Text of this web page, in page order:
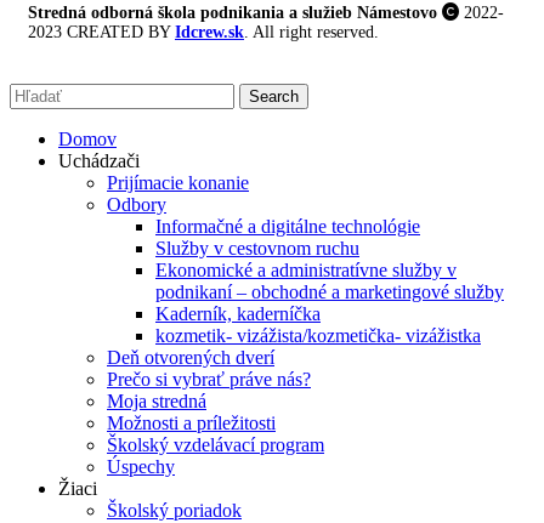
Stredná odborná škola podnikania a služieb Námestovo
2022-
2023 CREATED BY Idcrew.sk. All right reserved.
Search
Domov
Uchádzači
Prijímacie konanie
Odbory
Informačné a digitálne technológie
Služby v cestovnom ruchu
Ekonomické a administratívne služby v
podnikaní – obchodné a marketingové služby
Kaderník, kaderníčka
kozmetik- vizážista/kozmetička- vizážistka
Deň otvorených dverí
Prečo si vybrať práve nás?
Moja stredná
Možnosti a príležitosti
Školský vzdelávací program
Úspechy
Žiaci
Školský poriadok